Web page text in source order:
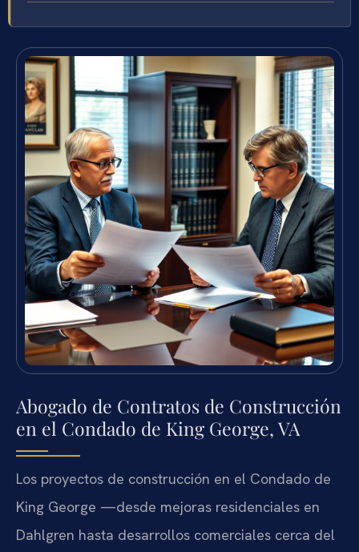
Abogado de Contratos de Construcción
en el Condado de King George, VA
Los proyectos de construcción en el Condado de
King George —desde mejoras residenciales en
Dahlgren hasta desarrollos comerciales cerca del